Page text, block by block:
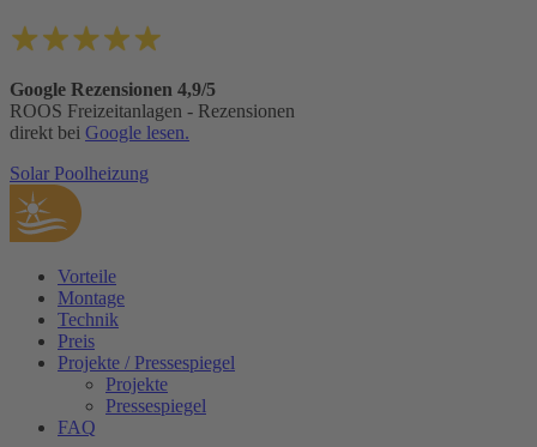
Google Rezensionen 4,9/5
ROOS Freizeitanlagen - Rezensionen
direkt bei Google lesen.
Solar Poolheizung
Vorteile
Montage
Technik
Preis
Projekte / Pressespiegel
Projekte
Pressespiegel
FAQ